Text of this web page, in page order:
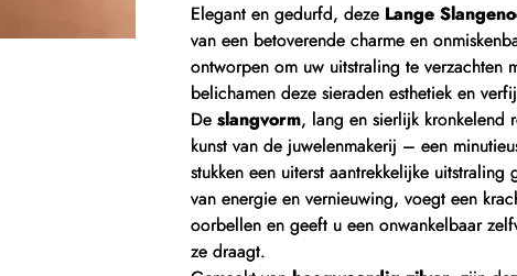
Elegant en gedurfd, deze Lange
van een betoverende charme en
ontworpen om uw uitstraling te verzachten
belichamen deze sieraden esthetiek en
Deslangvorm, lang en sierlijk kronkelend
kunst van de juwelenmakerij – een
stukken een uiterst aantrekkelijke
van energie en vernieuwing, voegt een
oorbellen en geeft u een onwankelbaar
ze draagt.